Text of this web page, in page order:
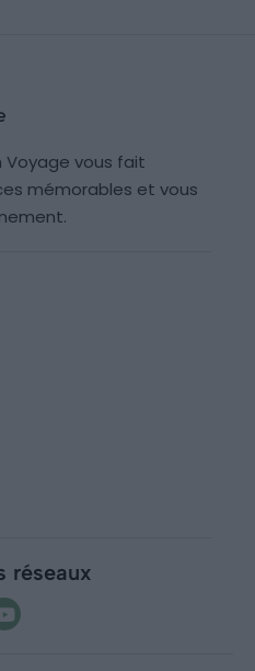
Voyage vous fait
mémorables et vous
réseaux